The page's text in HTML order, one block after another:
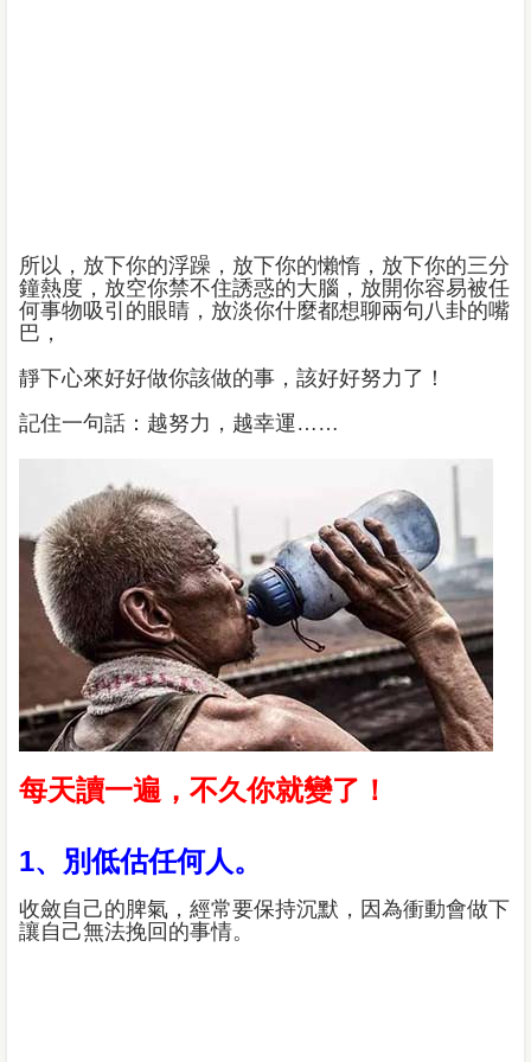
所以，放下你的浮躁，放下你的懶惰，放下你的三分
鐘熱度，放空你禁不住誘惑的大腦，放開你容易被任
何事物吸引的眼睛，放淡你什麼都想聊兩句八卦的嘴
巴，
靜下心來好好做你該做的事，該好好努力了！
記住一句話：越努力，越幸運……
每天讀一遍，不久你就變了！
1、別低估任何人。
收斂自己的脾氣，經常要保持沉默，因為衝動會做下
讓自己無法挽回的事情。